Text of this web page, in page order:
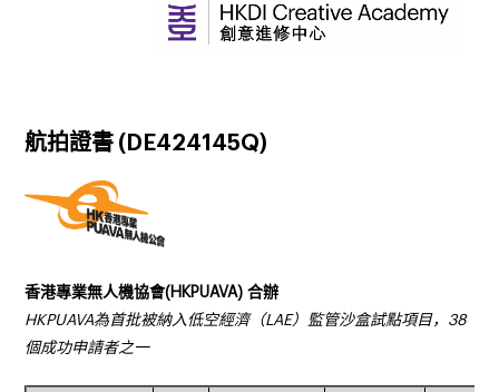
航拍證書 (DE424145Q)
香港專業無人機協會(HKPUAVA) 合辦
HKPUAVA為首批被納入低空經濟（LAE）監管沙盒試點項目， 38
個成功申請者之一